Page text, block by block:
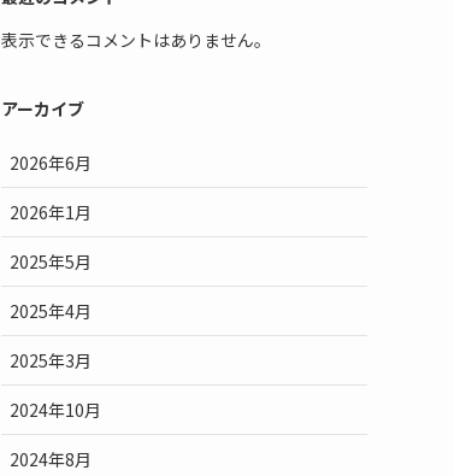
表示できるコメントはありません。
アーカイブ
2026年6月
2026年1月
2025年5月
2025年4月
2025年3月
2024年10月
2024年8月